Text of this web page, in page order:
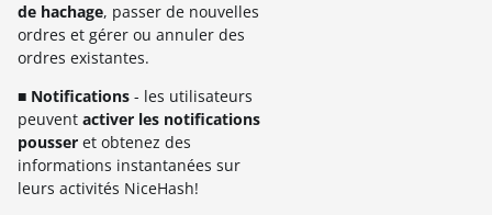
de hachage, passer de nouvelles
ordres et gérer ou annuler des
ordres existantes.
■ Notifications - les utilisateurs
peuvent activer les notifications
pousser et obtenez des
informations instantanées sur
leurs activités NiceHash!